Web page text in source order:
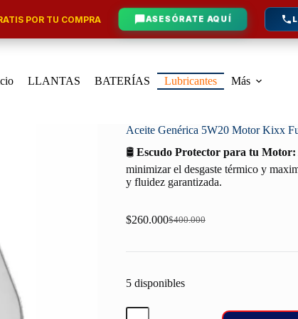
POR TU COMPRA ASESÓRATE AQUÍ
LLANTAS BATERÍAS Lubricantes
Más
Aceite Genérica 5W20 Motor Kixx
🛢️ Escudo Protector para tu Motor:
minimizar el desgaste térmico y
y fluidez garantizada.
$400.000
Original
was:
$260.000Current
is:
5 disponibles
Aceite